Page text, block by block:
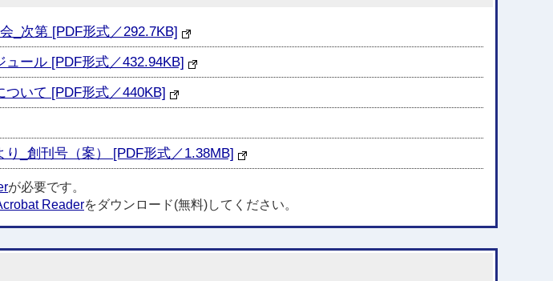
_次第 [PDF形式／292.7KB]
ール [PDF形式／432.94KB]
ついて [PDF形式／440KB]
_創刊号（案） [PDF形式／1.38MB]
が必要です。
Readerをダウンロード(無料)してください。